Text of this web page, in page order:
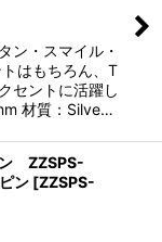
ン・スマイル・
はもちろん、T
セントに活躍し
材質：Silve…
ZZSPS-
ン [ZZSPS-